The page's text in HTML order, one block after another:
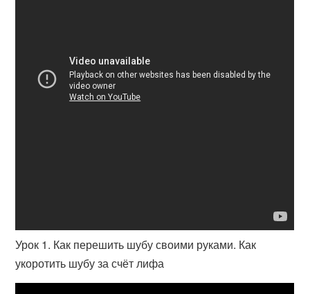
Урок 1. Как перешить шубу своими руками. Как
укоротить шубу за счёт лифа